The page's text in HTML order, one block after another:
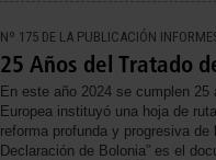
Nº 175 DE LA PUBLICACIÓN
25 Años del Tratado
En este año 2024 se cumplen 25
Europea instituyó una hoja de
reforma profunda y progresiva de
Declaración de Bolonia” es el